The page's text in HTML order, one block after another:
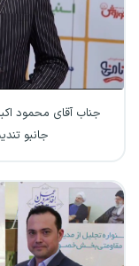
جناب آقای محمود
جانبو